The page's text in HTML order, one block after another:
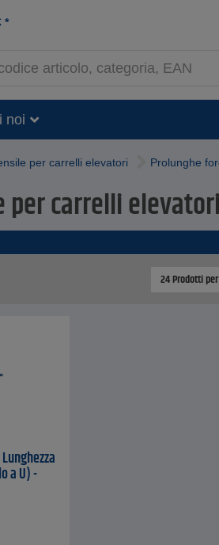
*
noi
per carrelli elevatori Prolunghe
per carrelli elevatori
24 Prodotti
a U) -